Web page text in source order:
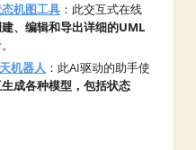
机图工具 ：此交互式在线
、编辑和导出详细的UML
机器人 ：此AI驱动的助手使
成各种模型，包括状态